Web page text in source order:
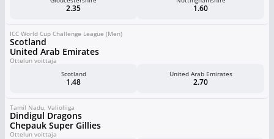
2.35 1.60
ICC World Cup Challenge League (Men)
Scotland
United Arab Emirates
Ottelun voittaja
Scotland
1.48
United Arab Emirates
2.70
Tamil Nadu, Valioliiga
Dindigul Dragons
Chepauk Super Gillies
Ottelun voittaja